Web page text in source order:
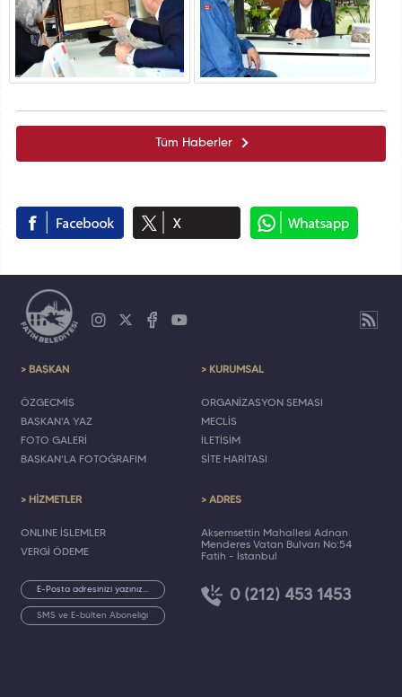
Tüm Haberler
> BAŞKAN
ÖZGEÇMİŞ
BAŞKAN'A YAZ
FOTO GALERİ
BAŞKAN'LA FOTOĞRAFIM
> KURUMSAL
ORGANİZASYON ŞEMASI
MECLİS
İLETİŞİM
SİTE HARİTASI
> HİZMETLER
ONLINE İŞLEMLER
VERGİ ÖDEME
SMS ve E-bülten Aboneliği
> ADRES
Akşemsettin Mahallesi Adnan
Menderes Vatan Bulvarı No:54
Fatih - İstanbul
0 (212) 453 1453